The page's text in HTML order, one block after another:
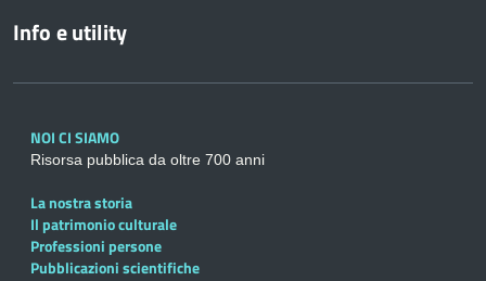
Info e utility
NOI CI SIAMO
Risorsa pubblica da oltre 700 anni
La nostra storia
Il patrimonio culturale
Professioni persone
Pubblicazioni scientifiche